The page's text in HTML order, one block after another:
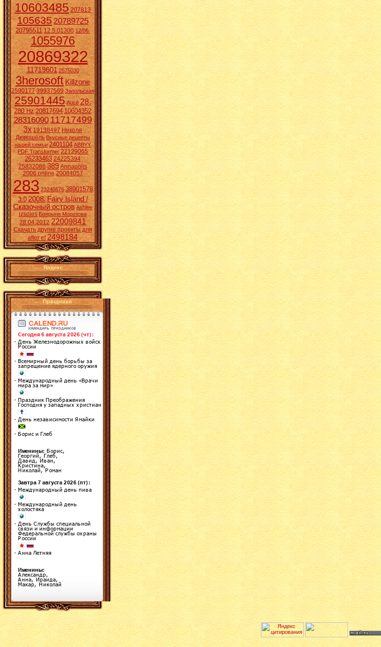
10603485 207813
10563520789725
20795511 12.5.01300 12/06.
1055976
20869322
11719601 2575030
3herosoft Killzone
2590177 39937569 Запольская
25901445 Aucē 28.
280 Hz 20817694 10604352
2831609011717499
3x 19138497 Николя
Дювошель Вкусные рецепты
нашей семьи 2401104 ABBYY
PDF Transformer 22129065
26233463 24225394
25832086 389 Annapolis
2006 online 20084057
283 23240676 38901578
3:0 2008. Fairy Island /
Сказочный остров Ashlee
izsoles Боярыня Морозова
28.04.2012 22009841
Скачать другие проекты для
after ef 2498184
Яндекс
Праздники